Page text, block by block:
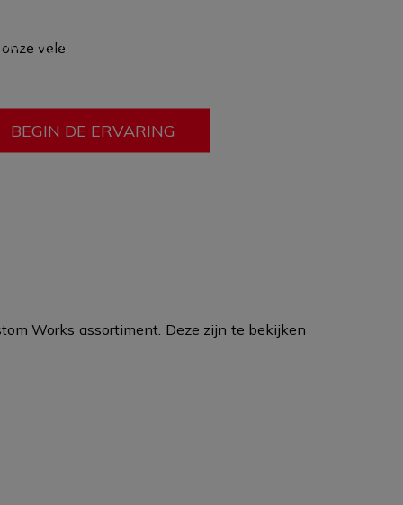
ergonomics, and adding passive safety
BEGIN DE ERVARING
vele
Works assortiment. Deze zijn te bekijken